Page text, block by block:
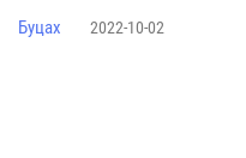
Буцах 2022-10-02